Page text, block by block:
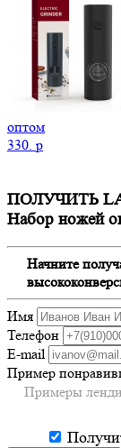
оптом
330. p
ПОЛУЧИТЬ
Набор ножей
Начните
Имя
Телефон
E-mail
Пример
Примеры